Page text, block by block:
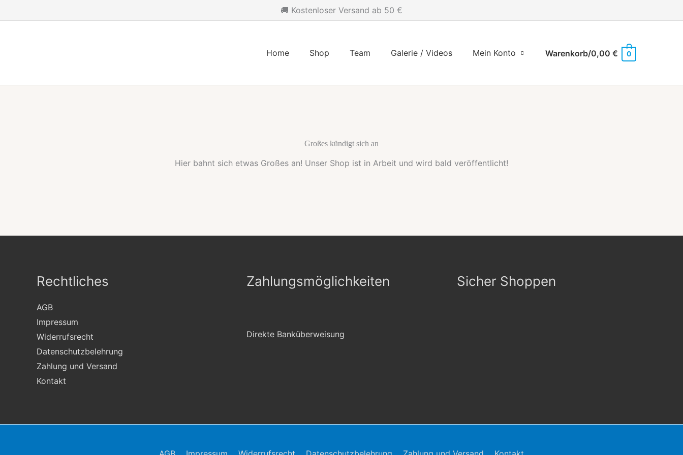
Inhalt
🚚 Kostenloser Versand ab 50 €
Home Shop Team Galerie / Videos Mein Konto Warenkorb/0,00€ 0
Großes kündigt sich an
Hier bahnt sich etwas Großes an! Unser Shop ist in Arbeit und wird bald veröffentlicht!
Rechtliches
AGB
Impressum
Widerrufsrecht
Datenschutzbelehrung
Zahlung und Versand
Kontakt
Zahlungsmöglichkeiten
Direkte Banküberweisung
Sicher Shoppen